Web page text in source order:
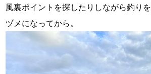
風裏ポイントを探したりしながら釣り
ヅメになってから。